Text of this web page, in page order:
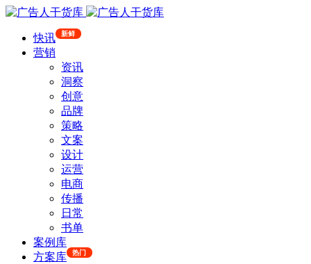
快讯 新鲜
营销
资讯
洞察
创意
品牌
策略
文案
设计
运营
电商
传播
日常
书单
案例库
方案库
热门